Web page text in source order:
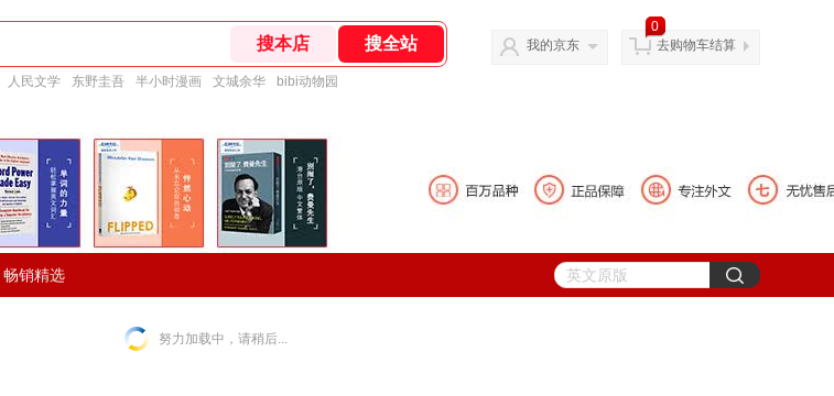
人民文学 东野圭吾 半小时漫画 文城余华 bibi动物园
我的京东
0
去购物车结算
畅销精选
努力加载中，请稍后...